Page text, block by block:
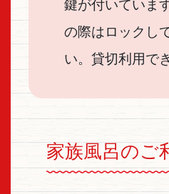
鍵が付いていま
の際はロックし
い。貸切利用で
家族風呂のご